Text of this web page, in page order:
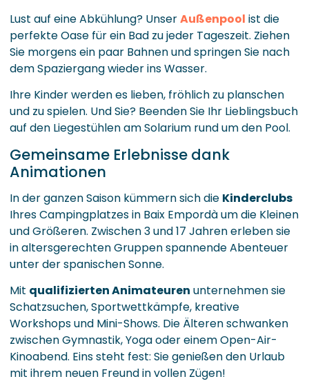
Lust auf eine Abkühlung? UnserAußenpool ist die
perfekte Oase für ein Bad zu jeder Tageszeit. Ziehen
Sie morgens ein paar Bahnen und springen Sie nach
dem Spaziergang wieder ins Wasser.
Ihre Kinder werden es lieben, fröhlich zu planschen
und zu spielen. Und Sie? Beenden Sie Ihr Lieblingsbuch
auf den Liegestühlen am Solarium rund um den Pool.
Gemeinsame Erlebnisse dank
Animationen
In der ganzen Saison kümmern sich die Kinderclubs
Ihres Campingplatzes in Baix Empordà um die Kleinen
und Größeren. Zwischen 3 und 17 Jahren erleben sie
in altersgerechten Gruppen spannende Abenteuer
unter der spanischen Sonne.
Mit qualifizierten Animateuren unternehmen sie
Schatzsuchen, Sportwettkämpfe, kreative
Workshops und Mini-Shows. Die Älteren schwanken
zwischen Gymnastik, Yoga oder einem Open-Air-
Kinoabend. Eins steht fest: Sie genießen den Urlaub
mit ihrem neuen Freund in vollen Zügen!